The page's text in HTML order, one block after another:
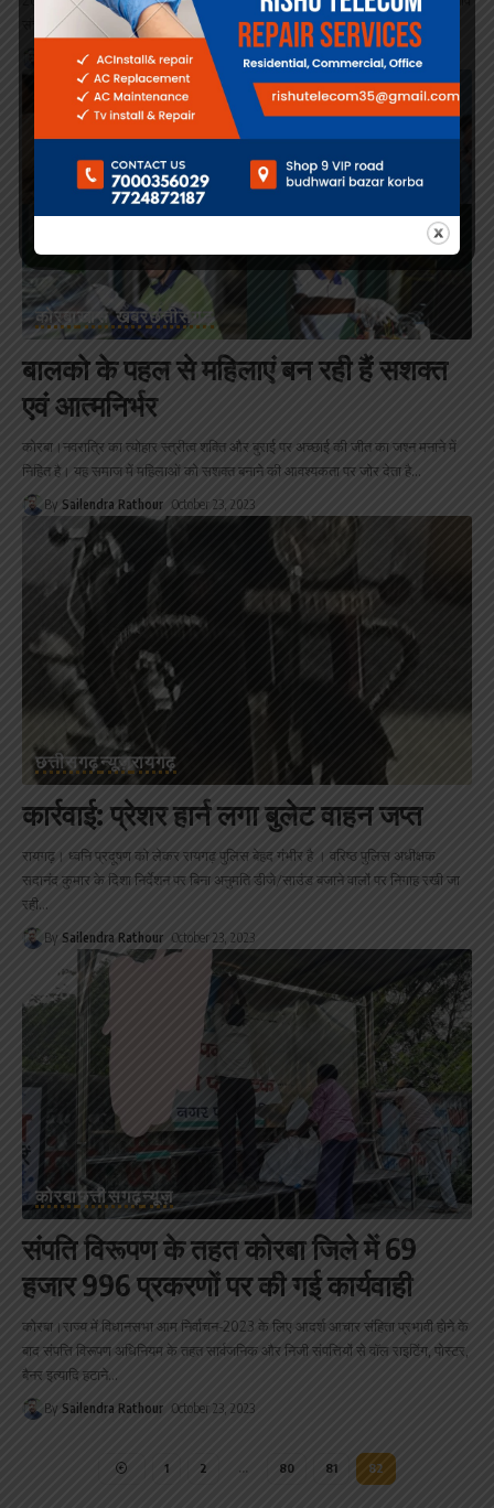
संचालक…
Sailendra Rathour October 23, 2023
कोरबाखास खबरछत्तीसगढ़
बालको के पहल से महिलाएं बन रही हैं सशक्त
एवं आत्मनिर्भर
कोरबा।नवरात्रि का त्योहार स्त्रीत्व शक्ति और बुराई पर अच्छाई की जीत का जश्न मनाने में
निहित है। यह समाज में महिलाओं को सशक्त बनाने की आवश्यकता पर जोर देता है…
By Sailendra Rathour October 23, 2023
छत्तीसगढ़न्यूज़रायगढ़
कार्रवाई: प्रेशर हार्न लगा बुलेट वाहन जप्त
रायगढ़। ध्वनि प्रदूषण को लेकर रायगढ़ पुलिस बेहद गंभीर है । वरिष्ठ पुलिस अधीक्षक
सदानंद कुमार के दिशा निर्देशन पर बिना अनुमति डीजे/साउंड बजाने वालों पर निगाह रखी जा
रही…
By Sailendra Rathour October 23, 2023
कोरबाछत्तीसगढ़न्यूज़
संपति विरूपण के तहत कोरबा जिले में 69
हजार 996 प्रकरणों पर की गई कार्यवाही
कोरबा।राज्य में विधानसभा आम निर्वाचन-2023 के लिए आदर्श आचार संहिता प्रभावी होने के
बाद संपत्ति विरूपण अधिनियम के तहत सार्वजनिक और निजी संपत्तियों से वॉल राइटिंग, पोस्टर,
बैनर इत्यादि हटाने…
By Sailendra Rathour October 23, 2023
1 2 … 80 81 82